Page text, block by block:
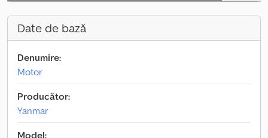
Date de bază
Denumire:
Motor
Producător:
Yanmar
Model: